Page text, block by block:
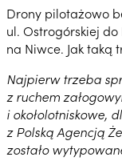
Drony pilotażowo
ul. Ostrogórskiej
na Niwce. Jak taką
Najpierw trzeba
z ruchem
i okołolotniskowe,
z Polską Agencją
zostało